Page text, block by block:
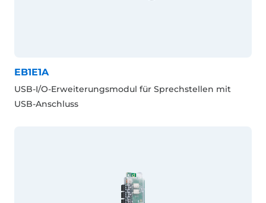
EB1E1A
USB-I/O-Erweiterungsmodul für Sprechstellen mit
USB-Anschluss